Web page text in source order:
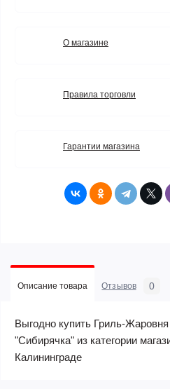
О магазине
Правила торговли
Гарантии магазина
Описание товара Отзывов 0
Выгодно купить Гриль-
"Сибирячка" из категории
Калининграде